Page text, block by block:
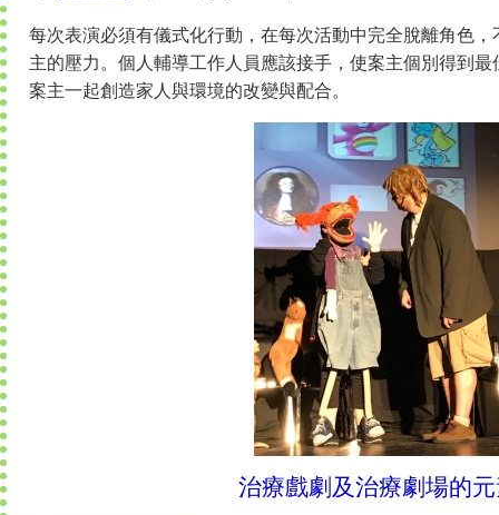
每次表演必須有儀式化行動，在每次活動中完全脫離角色
主的壓力。個人輔導工作人員應該接手，使案主個別得到
案主一起創造家人與環境的改變與配合。
治療戲劇及治療劇場的